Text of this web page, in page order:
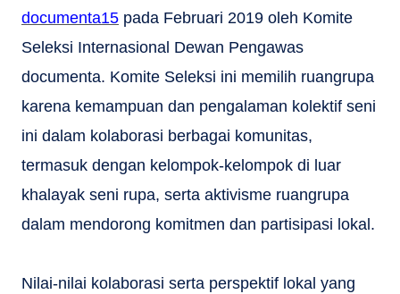
documenta15 pada Februari 2019 oleh Komite
Seleksi Internasional Dewan Pengawas
documenta. Komite Seleksi ini memilih ruangrupa
karena kemampuan dan pengalaman kolektif seni
ini dalam kolaborasi berbagai komunitas,
termasuk dengan kelompok-kelompok di luar
khalayak seni rupa, serta aktivisme ruangrupa
dalam mendorong komitmen dan partisipasi lokal.
Nilai-nilai kolaborasi serta perspektif lokal yang